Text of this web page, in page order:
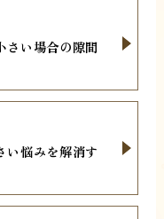
さい場合の隙間
い悩みを解消す